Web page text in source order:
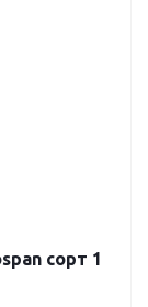
сорт 1